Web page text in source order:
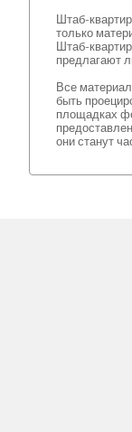
Штаб-
только
Штаб-
предлагают
Все
быть
площадках
они станут